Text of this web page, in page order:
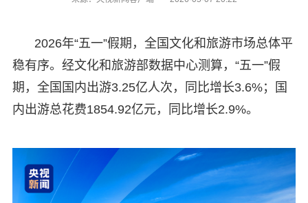
2026年“五一”假期，全国文化和旅游市场总体平
稳有序。经文化和旅游部数据中心测算，“五一”假
期，全国国内出游3.25亿人次，同比增长3.6%；国
内出游总花费1854.92亿元，同比增长2.9%。